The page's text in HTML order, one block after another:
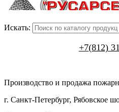
Искать:
+7(812)
Производство и продажа
г. Санкт-Петербург, Рябовское